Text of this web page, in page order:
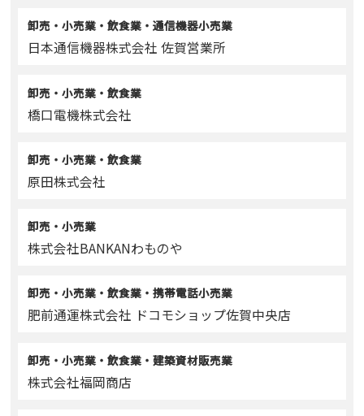
卸売・小売業・飲食業・通信機器小売業
日本通信機器株式会社 佐賀営業所
卸売・小売業・飲食業
橋口電機株式会社
卸売・小売業・飲食業
原田株式会社
卸売・小売業
株式会社BANKANわものや
卸売・小売業・飲食業・携帯電話小売業
肥前通運株式会社 ドコモショップ佐賀中央店
卸売・小売業・飲食業・建築資材販売業
株式会社福岡商店